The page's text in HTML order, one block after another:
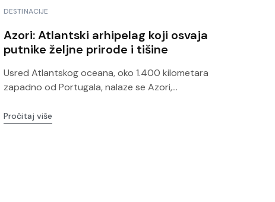
DESTINACIJE
Azori: Atlantski arhipelag koji osvaja
putnike željne prirode i tišine
Usred Atlantskog oceana, oko 1.400 kilometara
zapadno od Portugala, nalaze se Azori,...
Pročitaj više